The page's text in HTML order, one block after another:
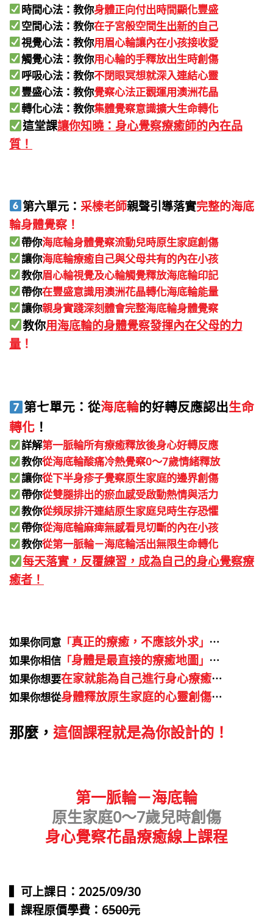
時間心法：教你身體正向付出時間顯化豐盛
空間心法：教你在子宮般空間生出新的自己
視覺心法：教你用眉心輪讓內在小孩接收愛
觸覺心法：教你用心輪的手釋放出生時創傷
呼吸心法：教你不閉眼冥想就深入連結心靈
豐盛心法：教你覺察心法正觀運用澳洲花晶
轉化心法：教你集體覺察意識擴大生命轉化
這堂課讓你知曉：身心覺察療癒師的內在品
質！
第六單元： 采榛老師親聲引導落實完整的海底
輪身體覺察！
帶你海底輪身體覺察流動兒時原生家庭創傷
讓你海底輪療癒自己與父母共有的內在小孩
教你眉心輪視覺及心輪觸覺釋放海底輪印記
帶你在豐盛意識用澳洲花晶轉化海底輪能量
讓你親身實踐深刻體會完整海底輪身體覺察
教你用海底輪的身體覺察發揮內在父母的力
量 ！
第七單元：從海底輪的好轉反應認出生命
轉化 ！
詳解第一脈輪所有療癒釋放後身心好轉反應
教你從海底輪酸痛冷熱覺察0～7歲情緒釋放
讓你從下半身疹子覺察原生家庭的邊界創傷
帶你從雙腿排出的瘀血感受啟動熱情與活力
教你從頻尿排汗連結原生家庭兒時生存恐懼
帶你從海底輪麻痺無感看見切斷的內在小孩
教你從第一脈輪－海底輪活出無限生命轉化
每天落實，反覆練習，成為自己的身心覺察療
癒者！
如果你同意 「真正的療癒，不應該外求」 ⋯
如果你相信 「身體是最直接的療癒地圖」 ⋯
如果你想要在家就能為自己進行身心療癒⋯
如果你想從身體釋放原生家庭的心靈創傷⋯
那麼， 這個課程就是為你設計的！
第一脈輪－海底輪
原生家庭0～7歲兒時創傷
身心覺察花晶療癒線上課程
▍ 可上課日：2025/09/30
▍ 課程原價學費：6500元